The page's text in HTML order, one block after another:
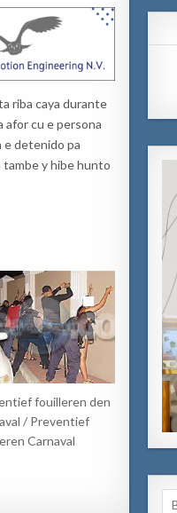
riba caya durante
afor cu e persona
e detenido pa
tambe y hibe hunto
fouilleren den
/ Preventief
Carnaval